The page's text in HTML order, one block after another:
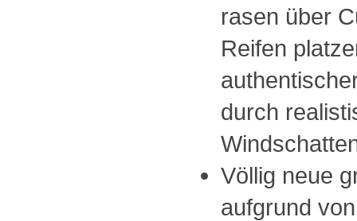
rasen über
Reifen
durch
Völlig neue
aufgrund